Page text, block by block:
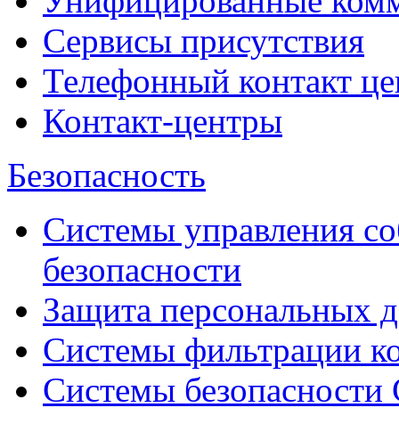
Сервисы присутствия
Телефонный контакт
Контакт-центры
Безопасность
Системы управления
безопасности
Защита персональных
Системы фильтрации
Системы безопасности